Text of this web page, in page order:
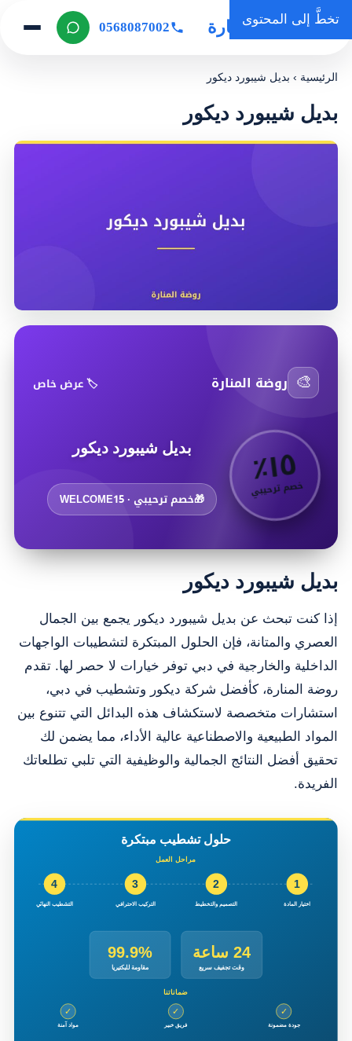
تخطَّ إلى المحتوى
روضة المنارة 0568087002
الرئيسية ›بديل شيبورد ديكور
بديل شيبورد ديكور
🎨 روضة المنارة 🏷️ عرض خاص
١٥
٪
خصم ترحيبي
بديل شيبورد ديكور
🎁خصم ترحيبي · WELCOME15
بديل شيبورد ديكور
إذا كنت تبحث عن بديل شيبورد ديكور يجمع بين الجمال
العصري والمتانة، فإن الحلول المبتكرة لتشطيبات الواجهات
الداخلية والخارجية في دبي توفر خيارات لا حصر لها. تقدم
روضة المنارة، كأفضل شركة ديكور وتشطيب في دبي،
استشارات متخصصة لاستكشاف هذه البدائل التي تتنوع بين
المواد الطبيعية والاصطناعية عالية الأداء، مما يضمن لك
تحقيق أفضل النتائج الجمالية والوظيفية التي تلبي تطلعاتك
الفريدة.